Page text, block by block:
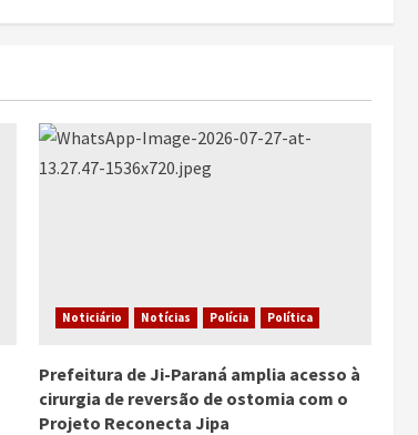
julho 25, 2026
Noticiário Notícias Polícia Política
Prefeitura de Ji-Paraná amplia acesso à
cirurgia de reversão de ostomia com o
Projeto Reconecta Jipa